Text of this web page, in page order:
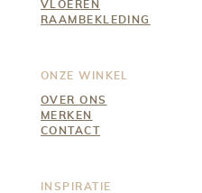
VLOEREN
RAAMBEKLEDING
ONZE WINKEL
OVER ONS
MERKEN
CONTACT
INSPIRATIE